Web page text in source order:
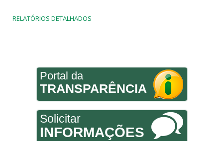
RELATÓRIOS DETALHADOS
Portal da
TRANSPARÊNCIA
Solicitar
INFORMAÇÕES